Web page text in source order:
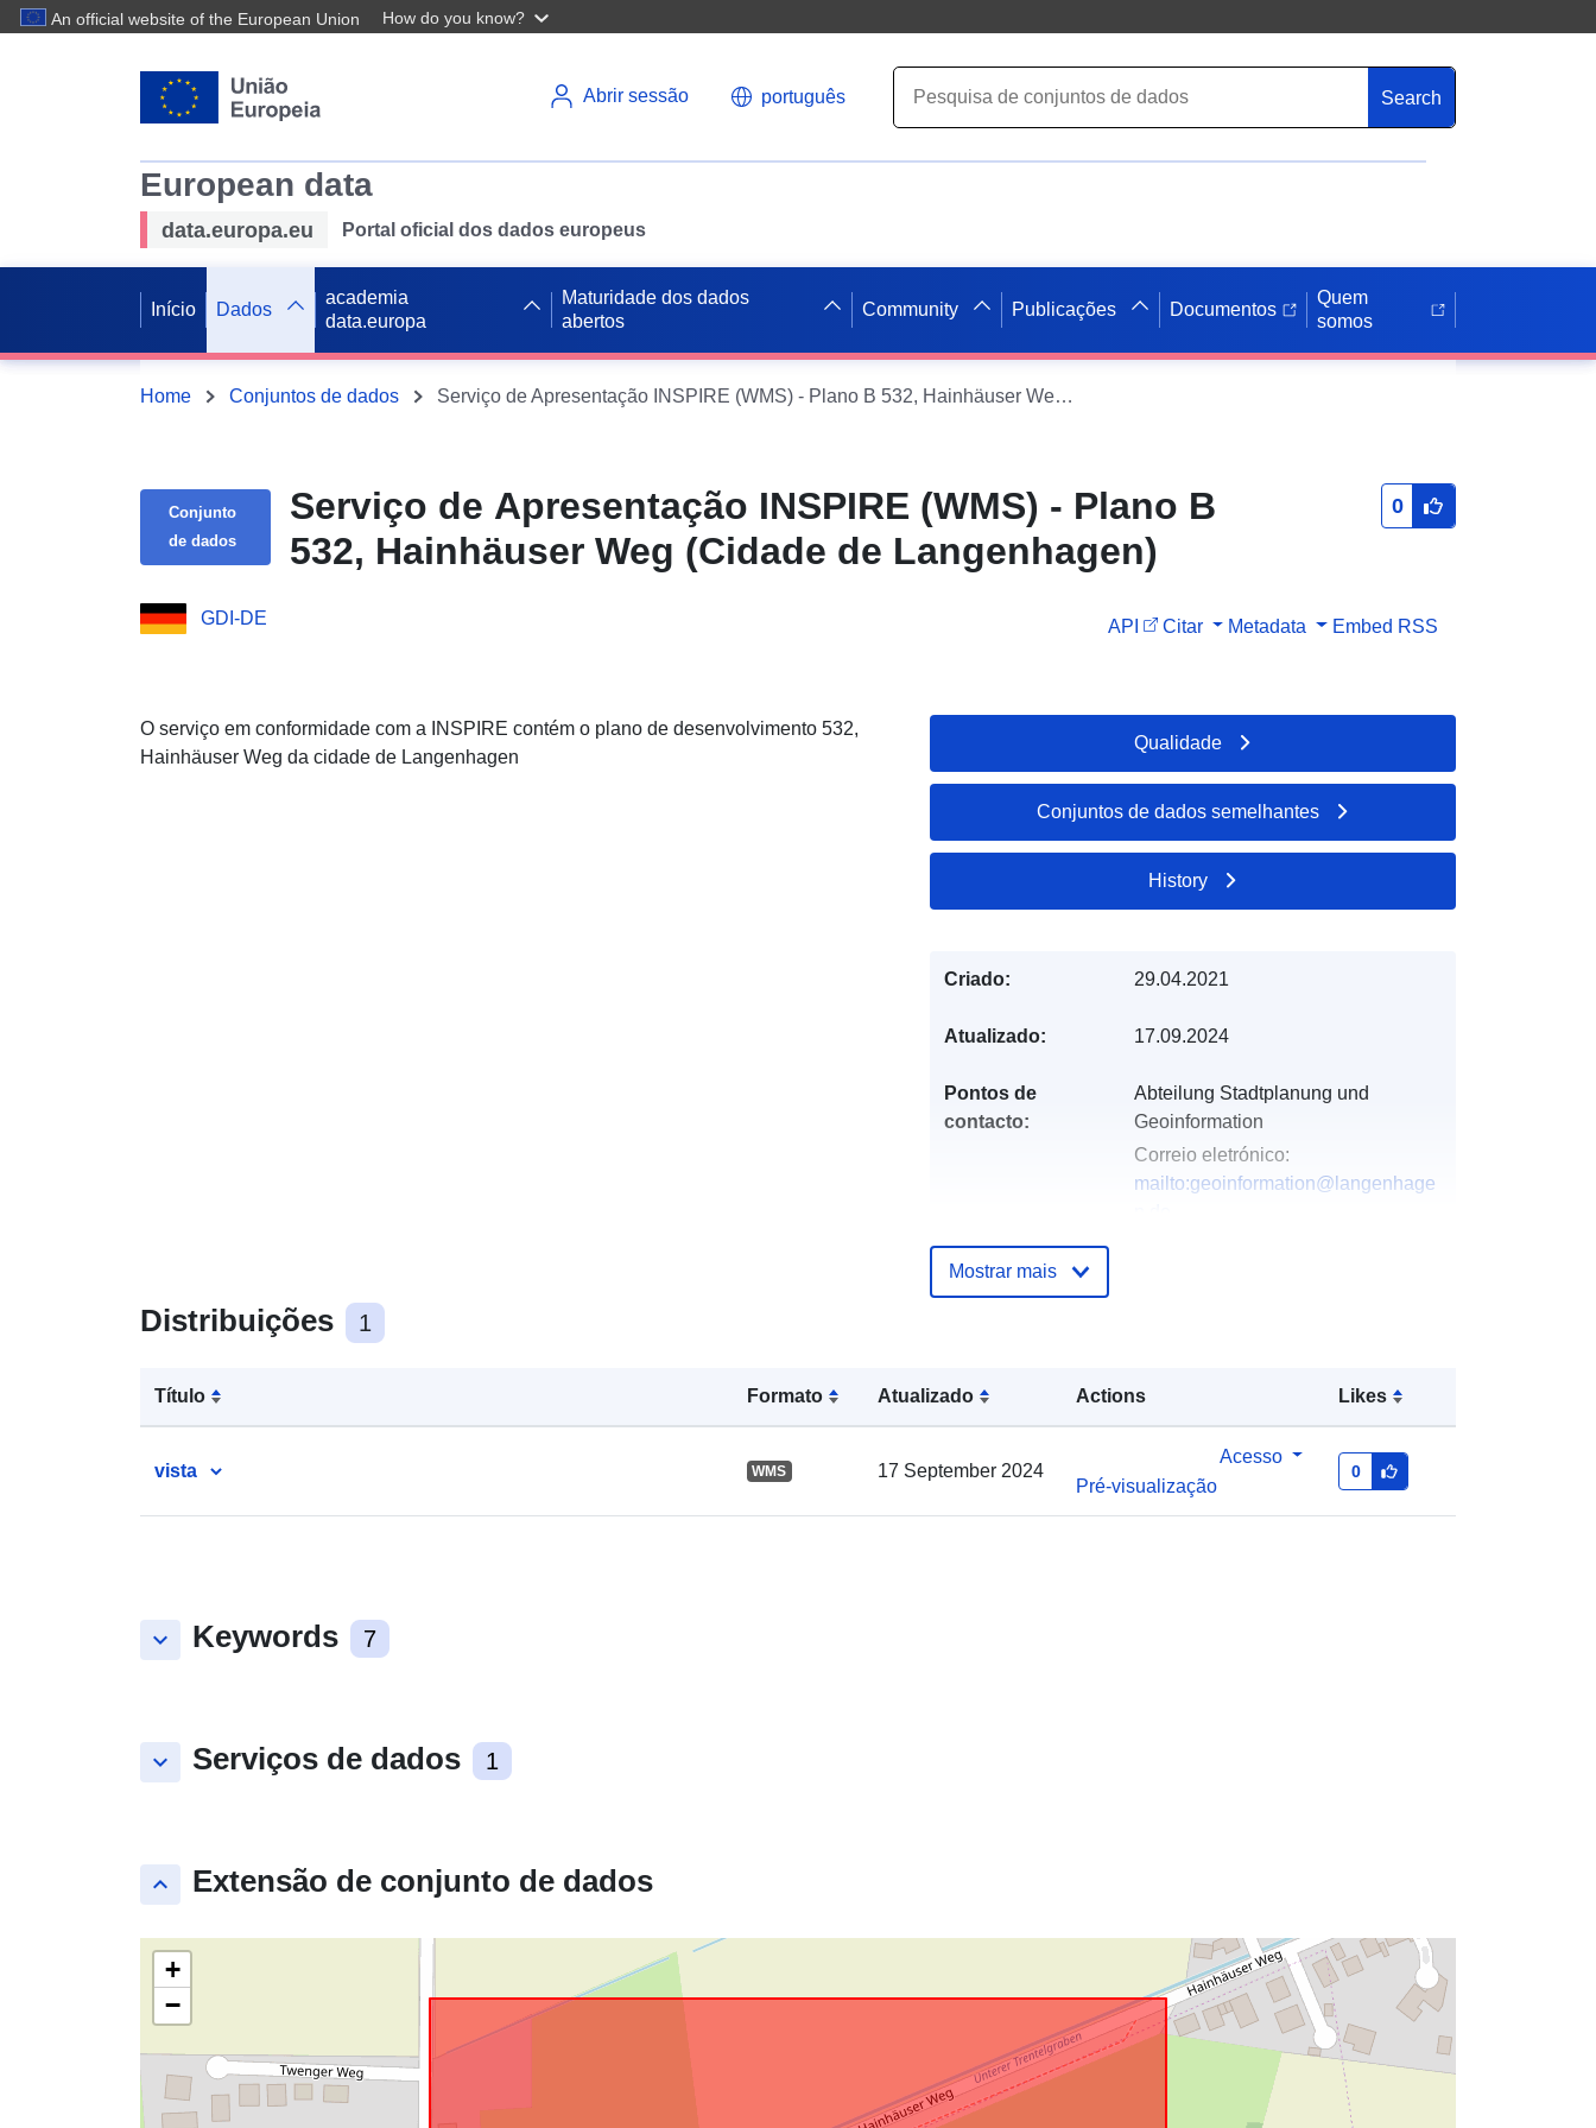
An official website of the European Union How do you know?
Abrir sessão português Search
European data
data.europa.eu Portal oficial dos dados europeus
Início Dados
academia
data.europa
Maturidade dos dados
abertos
Community Publicações Documentos
Quem
somos
Home Conjuntos de dados Serviço de Apresentação INSPIRE (WMS) - Plano B 532, Hainhäuser Weg (Cidade de Langenhagen)
Conjunto
de dados
Serviço de Apresentação INSPIRE (WMS) - Plano B
532, Hainhäuser Weg (Cidade de Langenhagen)
0
GDI-DE API Citar Metadata Embed RSS
O serviço em conformidade com a INSPIRE contém o plano de desenvolvimento 532,
Hainhäuser Weg da cidade de Langenhagen
Distribuições 1
Título Formato Atualizado Actions Likes
vista WMS 17 September 2024
Acesso
Pré-visualização
0
keyboard_arrow_down Keywords 7
keyboard_arrow_down Serviços de dados 1
keyboard_arrow_up Extensão de conjunto de dados
+
−
Qualidade
Conjuntos de dados semelhantes
History
Criado: 29.04.2021
Atualizado: 17.09.2024
Pontos de
contacto:
Abteilung Stadtplanung und
Geoinformation
Correio eletrónico:
mailto:geoinformation@langenhage
Registo do
catálogo:
Acrescentado à data.europa.eu:
January 2026
Atualizado em data.europa.eu: 03
August 2026
3c1e1-8380-4e45-a6d2-
95a99dd8ee29
Mostrar mais